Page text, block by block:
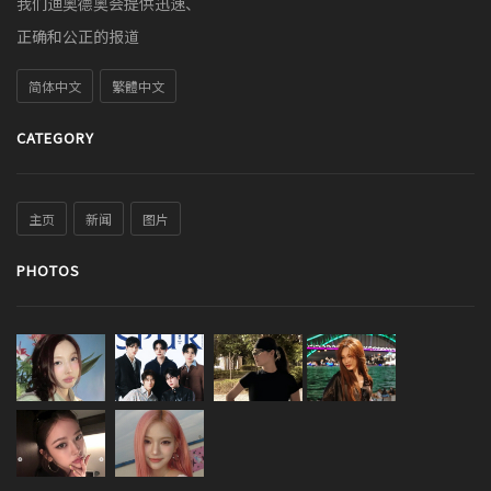
正确和公正的报道
简体中文 繁體中文
CATEGORY
主页 新闻 图片
PHOTOS